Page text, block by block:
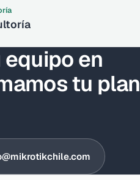
en
tu plan